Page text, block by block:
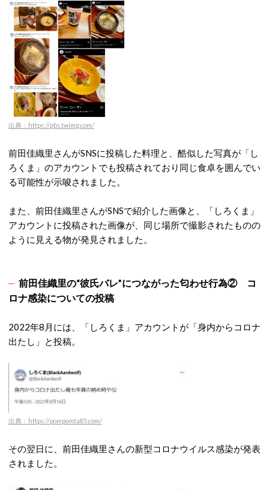
出典：https://pbs.twimg.com/
前田佳織里さんがSNSに投稿した料理と、酷似した写真が「し
ろくま」のアカウントでも投稿されており同じ食卓を囲んでい
る可能性が示唆されました。
また、前田佳織里さんがSNSで紹介した画像と、「しろくま」
アカウントに投稿された画像が、同じ場所で撮影されたものの
ように見える物が発見されました。
前田佳織里の“彼氏バレ”につながった匂わせ行為② コ
ロナ感染についての投稿
2022年8月には、「しろくま」アカウントが「身内からコロナ
出たし」と投稿。
出典：https://pompomta85.com/
その翌日に、前田佳織里さんの新型コロナウイルス感染が発表
されました。